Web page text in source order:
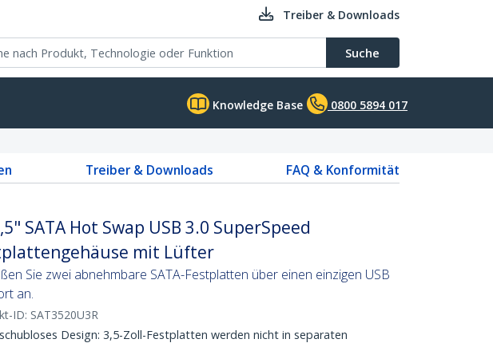
Treiber & Downloads
Suche
Knowledge Base 0800 5894 017
Treiber & Downloads
FAQ & Konformität
SATA Hot Swap USB 3.0 SuperSpeed
mit Lüfter
Sie zwei abnehmbare SATA-Festplatten über einen einzigen USB
an.
ID: SAT3520U3R
Design: 3,5-Zoll-Festplatten werden nicht in separaten